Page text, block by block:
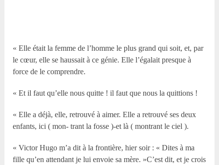
« Elle était la femme de l’homme le plus grand qui soit, et, par
le cœur, elle se haussait à ce génie. Elle l’égalait presque à
force de le comprendre.
« Et il faut qu’elle nous quitte ! il faut que nous la quittions !
« Elle a déjà, elle, retrouvé à aimer. Elle a retrouvé ses deux
enfants, ici ( mon- trant la fosse )-et là ( montrant le ciel ).
« Victor Hugo m’a dit à la frontière, hier soir : « Dites à ma
fille qu’en attendant je lui envoie sa mère. »C’est dit, et je crois